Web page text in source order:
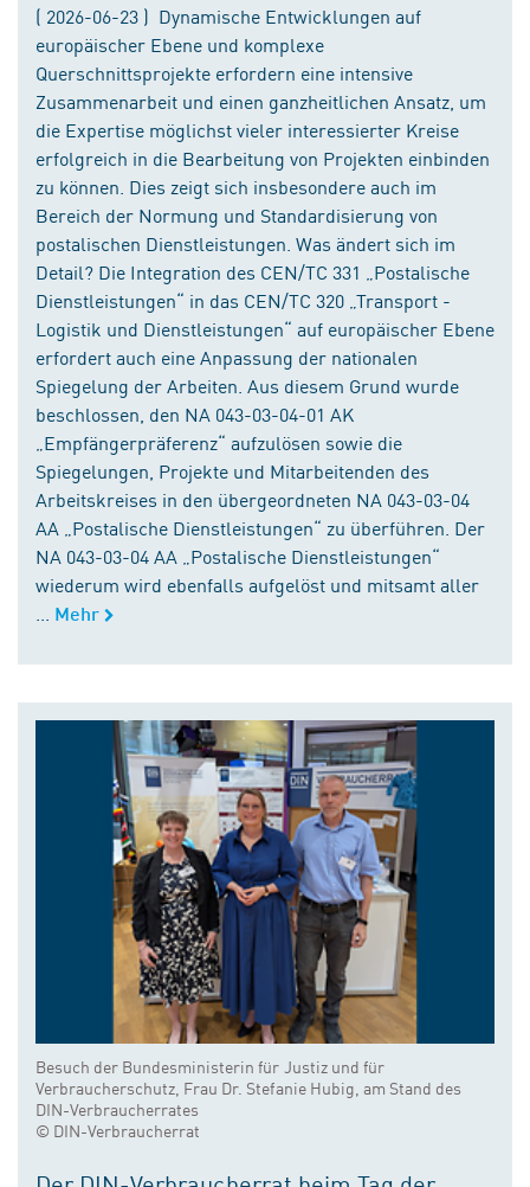
( 2026-06-23 ) Dynamische Entwicklungen auf
europäischer Ebene und komplexe
Querschnittsprojekte erfordern eine intensive
Zusammenarbeit und einen ganzheitlichen Ansatz, um
die Expertise möglichst vieler interessierter Kreise
erfolgreich in die Bearbeitung von Projekten einbinden
zu können. Dies zeigt sich insbesondere auch im
Bereich der Normung und Standardisierung von
postalischen Dienstleistungen. Was ändert sich im
Detail? Die Integration des CEN/TC 331 „Postalische
Dienstleistungen“ in das CEN/TC 320 „Transport -
Logistik und Dienstleistungen“ auf europäischer Ebene
erfordert auch eine Anpassung der nationalen
Spiegelung der Arbeiten. Aus diesem Grund wurde
beschlossen, den NA 043-03-04-01 AK
„Empfängerpräferenz“ aufzulösen sowie die
Spiegelungen, Projekte und Mitarbeitenden des
Arbeitskreises in den übergeordneten NA 043-03-04
AA „Postalische Dienstleistungen“ zu überführen. Der
NA 043-03-04 AA „Postalische Dienstleistungen“
wiederum wird ebenfalls aufgelöst und mitsamt aller
Mehr
Besuch der Bundesministerin für Justiz und für
Verbraucherschutz, Frau Dr. Stefanie Hubig, am Stand des
DIN-Verbraucherrates
© DIN-Verbraucherrat